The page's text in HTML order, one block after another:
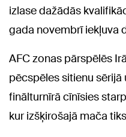
izlase dažādās
gada novembrī iekļuva
AFC zonas pārspēlēs
pēcspēles sitienu sērijā
finālturnīrā cīnīsies
kur izšķirošajā mača